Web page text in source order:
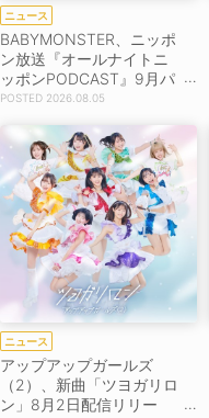
ニュース
BABYMONSTER、ニッポ
ン放送『オールナイトニ
ッポンPODCAST』9月パ
ーソナリティに決定！RU
開！
2026.08.05
ニュース
アップアップガールズ
（2）、新曲「ツヨガリロ
ン」8月2日配信リリー